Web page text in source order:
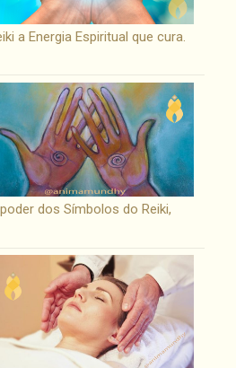
a Energia Espiritual que cura.
dos Símbolos do Reiki,